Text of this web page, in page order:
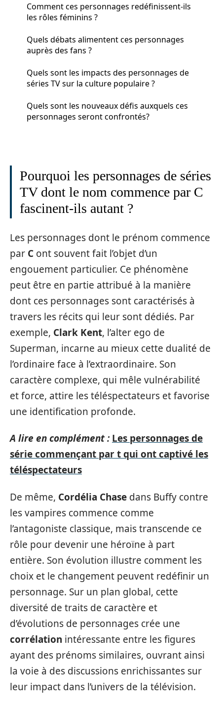
Comment ces personnages redéfinissent-ils
les rôles féminins ?
Quels débats alimentent ces personnages
auprès des fans ?
Quels sont les impacts des personnages de
séries TV sur la culture populaire ?
Quels sont les nouveaux défis auxquels ces
personnages seront confrontés?
Pourquoi les personnages de séries
TV dont le nom commence par C
fascinent-ils autant ?
Les personnages dont le prénom commence
par C ont souvent fait l’objet d’un
engouement particulier. Ce phénomène
peut être en partie attribué à la manière
dont ces personnages sont caractérisés à
travers les récits qui leur sont dédiés. Par
exemple, Clark Kent, l’alter ego de
Superman, incarne au mieux cette dualité de
l’ordinaire face à l’extraordinaire. Son
caractère complexe, qui mêle vulnérabilité
et force, attire les téléspectateurs et favorise
une identification profonde.
A lire en complément : Les personnages de
série commençant par t qui ont captivé les
téléspectateurs
De même, Cordélia Chase dans Buffy contre
les vampires commence comme
l’antagoniste classique, mais transcende ce
rôle pour devenir une héroïne à part
entière. Son évolution illustre comment les
choix et le changement peuvent redéfinir un
personnage. Sur un plan global, cette
diversité de traits de caractère et
d’évolutions de personnages crée une
corrélation intéressante entre les figures
ayant des prénoms similaires, ouvrant ainsi
la voie à des discussions enrichissantes sur
leur impact dans l’univers de la télévision.